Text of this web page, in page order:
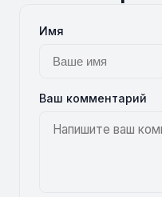
Имя
Ваш комментарий